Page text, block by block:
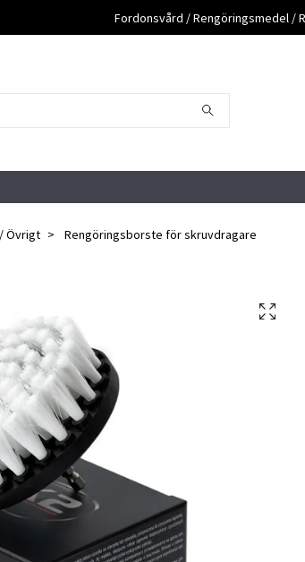
Fordonsvård / Rengöringsmedel /
Övrigt Rengöringsborste för skruvdragare